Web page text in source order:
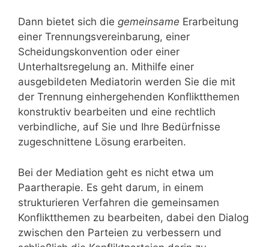
Dann bietet sich die gemeinsame Erarbeitung
einer Trennungsvereinbarung, einer
Scheidungskonvention oder einer
Unterhaltsregelung an. Mithilfe einer
ausgebildeten Mediatorin werden Sie die mit
der Trennung einhergehenden Konfliktthemen
konstruktiv bearbeiten und eine rechtlich
verbindliche, auf Sie und Ihre Bedürfnisse
zugeschnittene Lösung erarbeiten.
Bei der Mediation geht es nicht etwa um
Paartherapie. Es geht darum, in einem
strukturieren Verfahren die gemeinsamen
Konfliktthemen zu bearbeiten, dabei den Dialog
zwischen den Parteien zu verbessern und